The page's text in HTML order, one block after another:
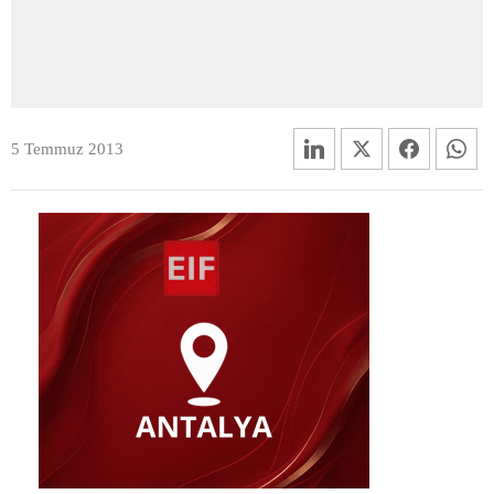
5 Temmuz 2013